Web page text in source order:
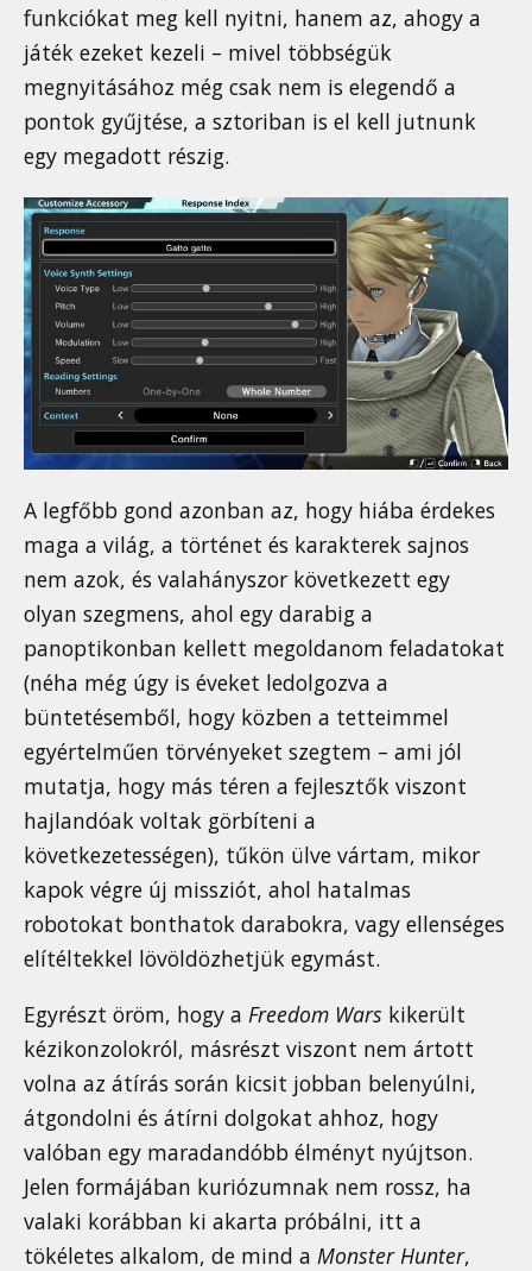
funkciókat meg kell nyitni, hanem az, ahogy a
játék ezeket kezeli – mivel többségük
megnyitásához még csak nem is elegendő a
pontok gyűjtése, a sztoriban is el kell jutnunk
egy megadott részig.
A legfőbb gond azonban az, hogy hiába érdekes
maga a világ, a történet és karakterek sajnos
nem azok, és valahányszor következett egy
olyan szegmens, ahol egy darabig a
panoptikonban kellett megoldanom feladatokat
(néha még úgy is éveket ledolgozva a
büntetésemből, hogy közben a tetteimmel
egyértelműen törvényeket szegtem – ami jól
mutatja, hogy más téren a fejlesztők viszont
hajlandóak voltak görbíteni a
következetességen), tűkön ülve vártam, mikor
kapok végre új missziót, ahol hatalmas
robotokat bonthatok darabokra, vagy ellenséges
elítéltekkel lövöldözhetjük egymást.
Egyrészt öröm, hogy a Freedom Wars kikerült
kézikonzolokról, másrészt viszont nem ártott
volna az átírás során kicsit jobban belenyúlni,
átgondolni és átírni dolgokat ahhoz, hogy
valóban egy maradandóbb élményt nyújtson.
Jelen formájában kuriózumnak nem rossz, ha
valaki korábban ki akarta próbálni, itt a
tökéletes alkalom, de mind a Monster Hunter,